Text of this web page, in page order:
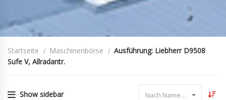
Startseite Maschinenbörse
Ausführung: Liebherr D9508
Sufe V, Allradantr.
Show sidebar Nach Name sortieren